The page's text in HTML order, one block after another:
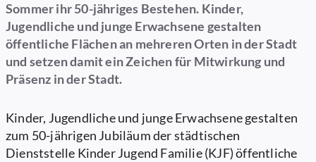
Sommer ihr 50-jähriges Bestehen. Kinder,
Jugendliche und junge Erwachsene gestalten
öffentliche Flächen an mehreren Orten in der Stadt
und setzen damit ein Zeichen für Mitwirkung und
Präsenz in der Stadt.
Kinder, Jugendliche und junge Erwachsene gestalten
zum 50-jährigen Jubiläum der städtischen
Dienststelle Kinder Jugend Familie (KJF) öffentliche